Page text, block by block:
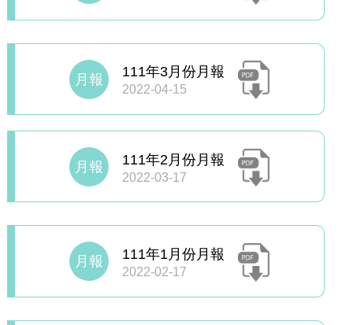
月報 111年3月份月報
2022-04-15
月報 111年2月份月報
2022-03-17
月報 111年1月份月報
2022-02-17